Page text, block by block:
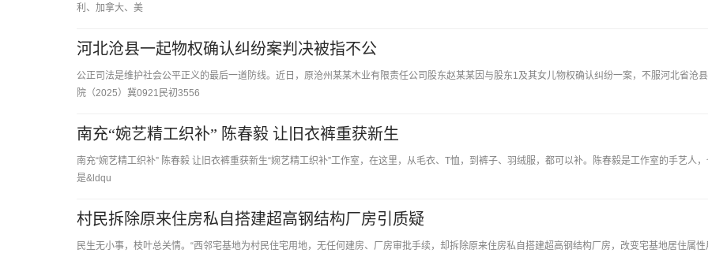
利、加拿大、美
河北沧县一起物权确认纠纷案判决被指不公
公正司法是维护社会公平正义的最后一道防线。近日，原沧州某某木业有限责任公司股东赵某某因与股东1及其女儿物权确认纠纷一案，不服河北省沧
院（2025）冀0921民初3556
南充“婉艺精工织补” 陈春毅 让旧衣裤重获新生
南充“婉艺精工织补” 陈春毅 让旧衣裤重获新生“婉艺精工织补”工作室，在这里，从毛衣、T恤，到裤子、羽绒服，都可以补。陈春毅是工作室的手艺人
是&ldqu
村民拆除原来住房私自搭建超高钢结构厂房引质疑
民生无小事，枝叶总关情。“西邻宅基地为村民住宅用地，无任何建房、厂房审批手续，却拆除原来住房私自搭建超高钢结构厂房，改变宅基地居住属性